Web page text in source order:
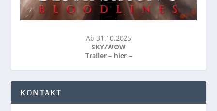
Ab 31.10.2025
SKY/WOW
Trailer – hier –
KONTAKT